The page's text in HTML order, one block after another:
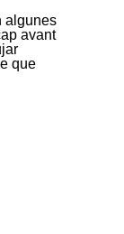
algunes
avant
que